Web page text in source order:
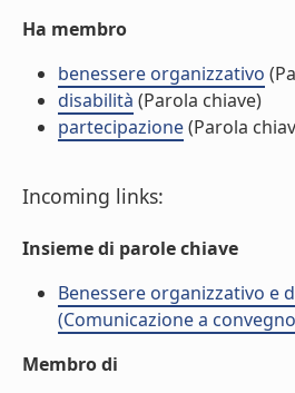
Ha membro
benessere organizzativo
disabilità (Parola chiave)
partecipazione(Parola
Incoming links:
Insieme di parole chiave
Benessere organizzativo e
(Comunicazione a
Membro di